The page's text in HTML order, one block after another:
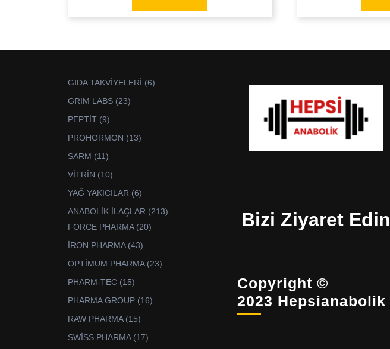
GIDA TAKVİYELERİ 66
GRİM LABS 2323
PEPTİT 99
PROHORMON 1313
SARM 1111
VİTRİN 1010
YAĞ YAKICILAR 66
ANABOLİK İLAÇLAR 213213
FORCE PHARMA 2020
İRON PHARMA 4343
OPTİMUM PHARMA 2323
PHARM-TEC 1515
PHARMA GROUP 1616
RAW PHARMA 1515
SWİSS PHARMA 1717
Bizi Ziyaret Edin
Copyright ©
2023 Hepsianabolik